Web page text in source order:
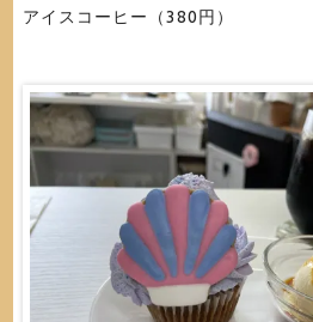
アイスコーヒー（380円）